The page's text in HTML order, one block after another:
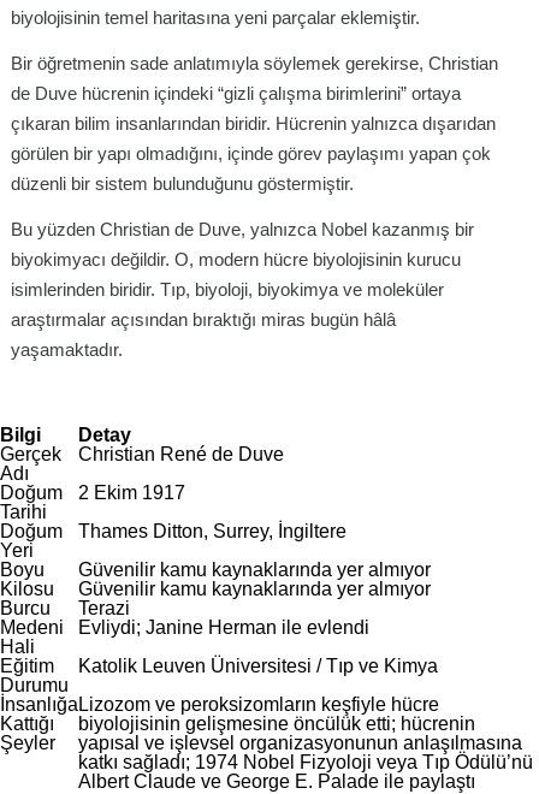
biyolojisinin temel haritasına yeni parçalar eklemiştir.
Bir öğretmenin sade anlatımıyla söylemek gerekirse, Christian
de Duve hücrenin içindeki “gizli çalışma birimlerini” ortaya
çıkaran bilim insanlarından biridir. Hücrenin yalnızca dışarıdan
görülen bir yapı olmadığını, içinde görev paylaşımı yapan çok
düzenli bir sistem bulunduğunu göstermiştir.
Bu yüzden Christian de Duve, yalnızca Nobel kazanmış bir
biyokimyacı değildir. O, modern hücre biyolojisinin kurucu
isimlerinden biridir. Tıp, biyoloji, biyokimya ve moleküler
araştırmalar açısından bıraktığı miras bugün hâlâ
yaşamaktadır.
Bilgi
Detay
Gerçek
Adı
Christian René de Duve
Doğum
Tarihi
2 Ekim 1917
Doğum
Yeri
Thames Ditton, Surrey, İngiltere
Boyu
Güvenilir kamu kaynaklarında yer almıyor
Kilosu
Güvenilir kamu kaynaklarında yer almıyor
Burcu
Terazi
Medeni
Hali
Evliydi; Janine Herman ile evlendi
Eğitim
Durumu
Katolik Leuven Üniversitesi / Tıp ve Kimya
İnsanlığa
Kattığı
Şeyler
Lizozom ve peroksizomların keşfiyle hücre
biyolojisinin gelişmesine öncülük etti; hücrenin
yapısal ve işlevsel organizasyonunun anlaşılmasına
katkı sağladı; 1974 Nobel Fizyoloji veya Tıp Ödülü’nü
Albert Claude ve George E. Palade ile paylaştı